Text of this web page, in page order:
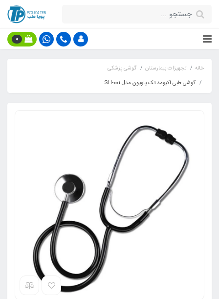
0
خانه تجهیزات بیمارستان
گوشی پزشکی
گوشی طبی اکیومد تک پاویون مدل SH-001